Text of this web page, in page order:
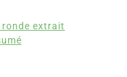
ronde extrait